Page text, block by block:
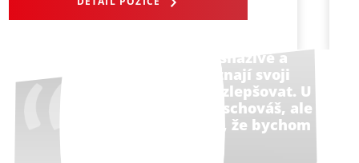
“Hledáme do týmu snaživé a
učenlivé lidi, kteří znají svoji
hodnotu a chtějí se zlepšovat. U
nás se za počítač neschováš, ale
zase se nemusíš bát, že bychom